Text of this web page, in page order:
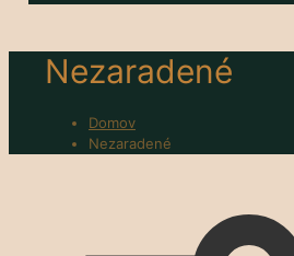
Nezaradené
Domov
Nezaradené